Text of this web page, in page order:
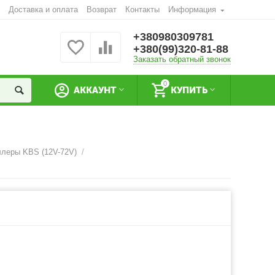
Доставка и оплата Возврат Контакты Информация
+380980309781
+380(99)320-81-88
Заказать обратный звонок
0
КУПИТЬ
АККАУНТ
KBS (12V-72V) /